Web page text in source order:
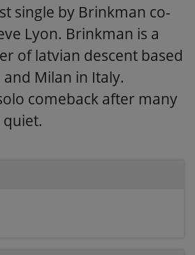
single by Brinkman co-
Lyon. Brinkman is a
of latvian descent based
Milan in Italy.
comeback after many